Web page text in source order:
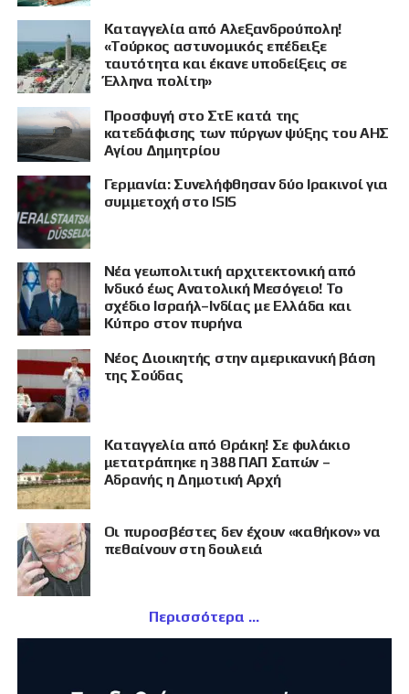
Καταγγελία από Αλεξανδρούπολη!
«Τούρκος αστυνομικός επέδειξε
ταυτότητα και έκανε υποδείξεις σε
Έλληνα πολίτη»
Προσφυγή στο ΣτΕ κατά της
κατεδάφισης των πύργων ψύξης του ΑΗΣ
Αγίου Δημητρίου
Γερμανία: Συνελήφθησαν δύο Ιρακινοί για
συμμετοχή στο ISIS
Νέα γεωπολιτική αρχιτεκτονική από
Ινδικό έως Ανατολική Μεσόγειο! Το
σχέδιο Ισραήλ–Ινδίας με Ελλάδα και
Κύπρο στον πυρήνα
Νέος Διοικητής στην αμερικανική βάση
της Σούδας
Καταγγελία από Θράκη! Σε φυλάκιο
μετατράπηκε η 388 ΠΑΠ Σαπών –
Αδρανής η Δημοτική Αρχή
Οι πυροσβέστες δεν έχουν «καθήκον» να
πεθαίνουν στη δουλειά
Περισσότερα